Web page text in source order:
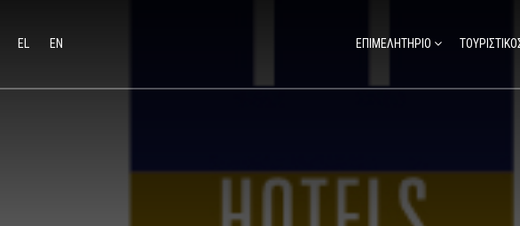
EL EN ΕΠΙΜΕΛΗΤΗΡΙΟ